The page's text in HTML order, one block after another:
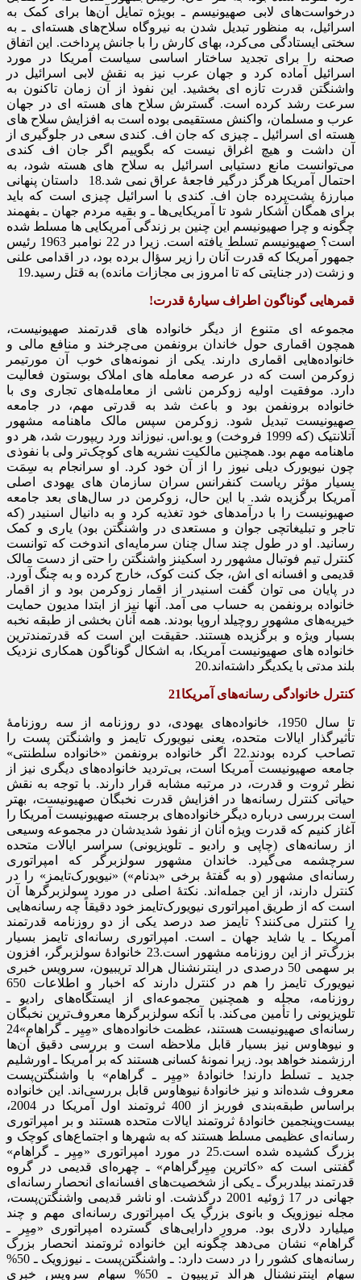
درخواست‌های لابی صهیونیسم ـ بویژه تمایل آن‌ها برای کمک به
اسرائیل، به منظور تبدیل شدن به نیروگاه سلاح‌های هسته‌ای ـ به
سختی ایستادگی می‌کرد، بهای کارش را با جانش پرداخت. این اتفاق
صحنه را برای تجدید ساختار اساسی سیاست آمریکا در مورد
اسرائیل آماده کرد و جهان عرب نیز به نقش لابی اسرائیل در
واشنگتن قدرت تازه ‌ای بخشید. این نفوذ از آن زمان تاکنون به
سرعت رشد کرده است. گسترش سلاح ‌های هسته ‌ای در جهان
عرب و مسلمان، واکنش مستقیمی بوده است به افزایش سلاح ‌های
هسته ‌ای اسرائیل ـ چیزی که جان اف. کندی سعی در جلوگیری از
آن داشت و هیچ اغراق نیست که بگوییم اگر جان اف کندی
می‌توانست مانع دستیابی اسرائیل به سلاح ‌های هسته شود، به
احتمال آمریکا هرگز درگیر فاجعۀ عراق نمی ‌شد.18 داستان پنهانی
مبارزۀ پشت‌پرده جان اف. کندی با اسرائیل چیزی است که باید
برای همگان آشکار شود تا آمریکایی‌ها ـ و بقیه مردم جهان ـ بفهمند
چگونه و چرا صهیونیسم این چنین بر زندگی آمریکایی ‌ها مسلط شده
است؟ صهیونیسم تسلط یافته است. زیرا در 22 نوامبر 1963 رئیس
جمهور آمریکا که قدرت آنان را زیر سؤال برده بود، در اقدامی علنی
و زشت (در جنایتی که تا امروز بی ‌مجازات مانده) به قتل رسید.19
قمرهایی گوناگون اطراف سیارۀ قدرت!
مجموعه ‌ای متنوع از دیگر خانواده ‌های قدرتمند صهیونیست،
همچون اقماری حول خاندان برونفمن می‌چرخند و منافع مالی و
خانواده‌هایی اقماری دارند. یکی از نمونه‌های خوب آن مورتیمر
زوکرمن است که در عرصه معامله ‌های املاک بوستون فعالیت
دارد. موفقیت اولیه زوکرمن ناشی از معامله‌های تجاری وی با
خانواده برونفمن بود و باعث شد به قدرتی مهم، در جامعه
صهیونیست تبدیل شود. زوکرمن سپس مالک ماهنامه مشهور
آتلانتیک (که 1999 فروخت) و یو.اس. نیوزاند ورد ریپورت شد، هر دو
ماهنامه مهم بود. همچنین مالکیت نشریه‌ های کوچک‌تر ولی با نفوذی
چون نیویورک دیلی نیوز را از آن خود کرد. او سرانجام به سِمَت
بسیار مؤثر ریاست کنفرانس سران سازمان‌ های یهودی اصلی
آمریکا برگزیده شد. با این حال، زوکرمن در سال‌های بعد جامعه
صهیونیست را با درآمدهای خود تغذیه کرد و به دانیال اسنیدر (که
تاجر و تبلیغاتچی جوان و مستعدی در واشنگتن بود) یاری و کمک
رسانید. او در طول چند سال چنان سرمایه‌ای اندوخت که توانست
کنترل تیم فوتبال مشهور رد اسکینز واشنگتن را حتی از دست مالک
قدیمی و افسانه ‌ای ‌اش، جک کنت کوک، خارج کرده و به چنگ آورد.
در پایان می ‌توان گفت اسنیدر از اقمار زوکرمن بود و از اقمار
خانواده برونفمن به حساب می ‌آمد. آنها نیز از ابتدا مدیون حمایت
خیریه‌های مشهور روچیلد اروپا بودند. همه آنان بخشی از طبقه نخبه
بسیار ویژه و برگزیده هستند. حقیقت این است که قدرتمندترین
خانواده ‌های صهیونیست آمریکا، به اشکال گوناگون همکاری نزدیک
بلند مدتی با یکدیگر داشته‌اند.20
کنترل خانوادگی رسانه‌های آمریکا21
تا سال 1950، خانواده‌های یهودی، دو روزنامه از سه روزنامۀ
تأثیرگذار ایالات متحده، یعنی نیویورک تایمز و واشنگتن پست را
تصاحب کرده بودند.22 اگر خانواده برونفمن «خانواده سلطنتی»
جامعه صهیونیست آمریکا است، بی‌تردید خانواده‌های دیگری نیز از
نظر ثروت و قدرت، در مرتبه مشابه قرار دارند. با توجه به نقش
حیاتی کنترل رسانه‌ها در افزایش قدرت نخبگان صهیونیست، بهتر
است بررسی درباره دیگر خانواده‌های برجسته صهیونیست آمریکا را
آغاز کنیم که قدرت ویژه آنان از نفوذ شدیدشان در مجموعه وسیعی
از رسانه‌های (چاپی و رادیو ـ تلویزیونی) سراسر ایالات متحده
سرچشمه می‌گیرد. خاندان مشهور سولزبرگر که امپراتوری
رسانه‌ای مشهور (و به گفتۀ برخی «بدنام») «نیویورک‌تایمز» را در
کنترل دارند، از این جمله‌اند. نکتۀ اصلی در مورد سولزبرگرها آن
است که از طریق امپراتوری نیویورک‌تایمز خود دقیقاً چه رسانه‌هایی
را کنترل می‌کنند؟ تایمز صد درصد یکی از دو روزنامه قدرتمند
آمریکا ـ یا شاید جهان ـ است. امپراتوری رسانه‌ای تایمز بسیار
بزرگ‌تر از این روزنامه مشهور است.23 خانوادۀ سولزبرگر، افزون
بر سهمی 50 درصدی در اینترنشنال هرالد تریبیون، سرویس خبری
نیویورک تایمز را هم در کنترل دارند که اخبار و اطلاعات 650
روزنامه، مجله و همچنین مجموعه‌ای از ایستگاه‌های رادیو ـ
تلویزیونی را تأمین می‌کند. با آنکه سولزبرگرها معروف‌ترین نخبگان
رسانه‌ای صهیونیست هستند، عظمت خانواده‌های «مِیِر ـ گراهام»24
و نیوهاوس نیز بسیار قابل ملاحظه است و بررسی دقیق آن‌ها
ارزشمند خواهد بود. زیرا نمونۀ کسانی هستند که بر آمریکا ـ اورشلیم
جدید ـ تسلط دارند! خانوادۀ «مِیِر ـ گراهام» با واشنگتن‌پست
معروف شده‌اند و نیز خانوادۀ نیوهاوس قابل بررسی‌اند. این خانواده
براساس طبقه‌بندی فوربز از 400 ثروتمند اول آمریکا در 2004،
بیست‌وپنجمین خانوادۀ ثروتمند ایالات متحده هستند و بر امپراتوری
رسانه‌ای عظیمی مسلط هستند که به شهرها و اجتماع‌های کوچک و
بزرگ کشیده شده است.25 در مورد امپراتوری «مِیِر ـ گراهام»
گفتنی است که «کاترین مِیِرگراهام» ـ چهره‌ای قدیمی در گروه
قدرتمند بیلدربرگ ـ یکی از شخصیت‌های افسانه‌ای انحصار رسانه‌ای
جهانی در 17 ژوئیه 2001 درگذشت. او ناشر قدیمی واشنگتن‌پست،
مجله نیوزویک و بانوی بزرگِ یک امپراتوری رسانه‌ای مهم و چند
میلیارد دلاری بود. مرورِ دارایی‌های گسترده امپراتوری «مِیِر ـ
گراهام» نشان می‌دهد چگونه این خانواده ثروتمند انحصار بزرگ
رسانه‌های کشور را در دست دارد: ـ واشنگتن‌پست ـ نیوزویک ـ 50%
سهام اینترنشنال هرالد تریبیون ـ 50% سهام سرویس خبری